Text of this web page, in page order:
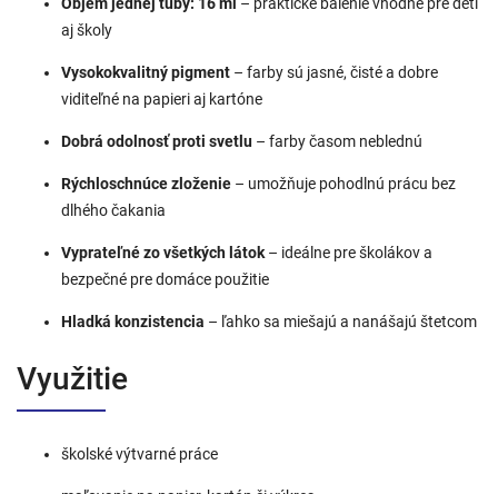
aj školy
Vysokokvalitný pigment – farby sú jasné, čisté a dobre
viditeľné na papieri aj kartóne
Dobrá odolnosť proti svetlu – farby časom neblednú
Rýchloschnúce zloženie – umožňuje pohodlnú prácu bez
dlhého čakania
Vyprateľné zo všetkých látok – ideálne pre školákov a
bezpečné pre domáce použitie
Hladká konzistencia – ľahko sa miešajú a nanášajú štetcom
Využitie
školské výtvarné práce